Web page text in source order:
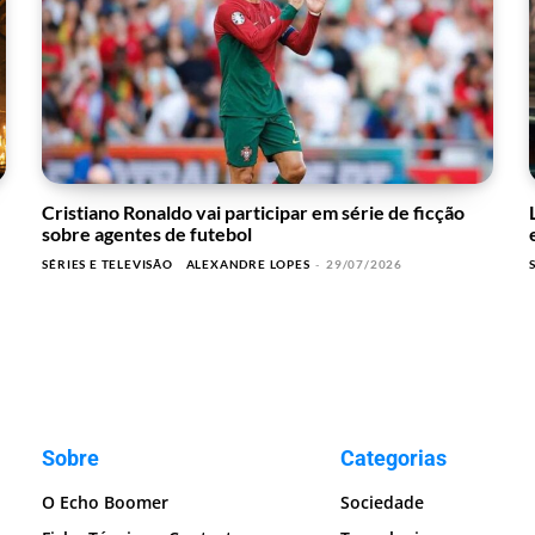
Cristiano Ronaldo vai participar em série de ficção
sobre agentes de futebol
SÉRIES E TELEVISÃO ALEXANDRE LOPES - 29/07/2026
Sobre
O Echo Boomer
Categorias
Sociedade